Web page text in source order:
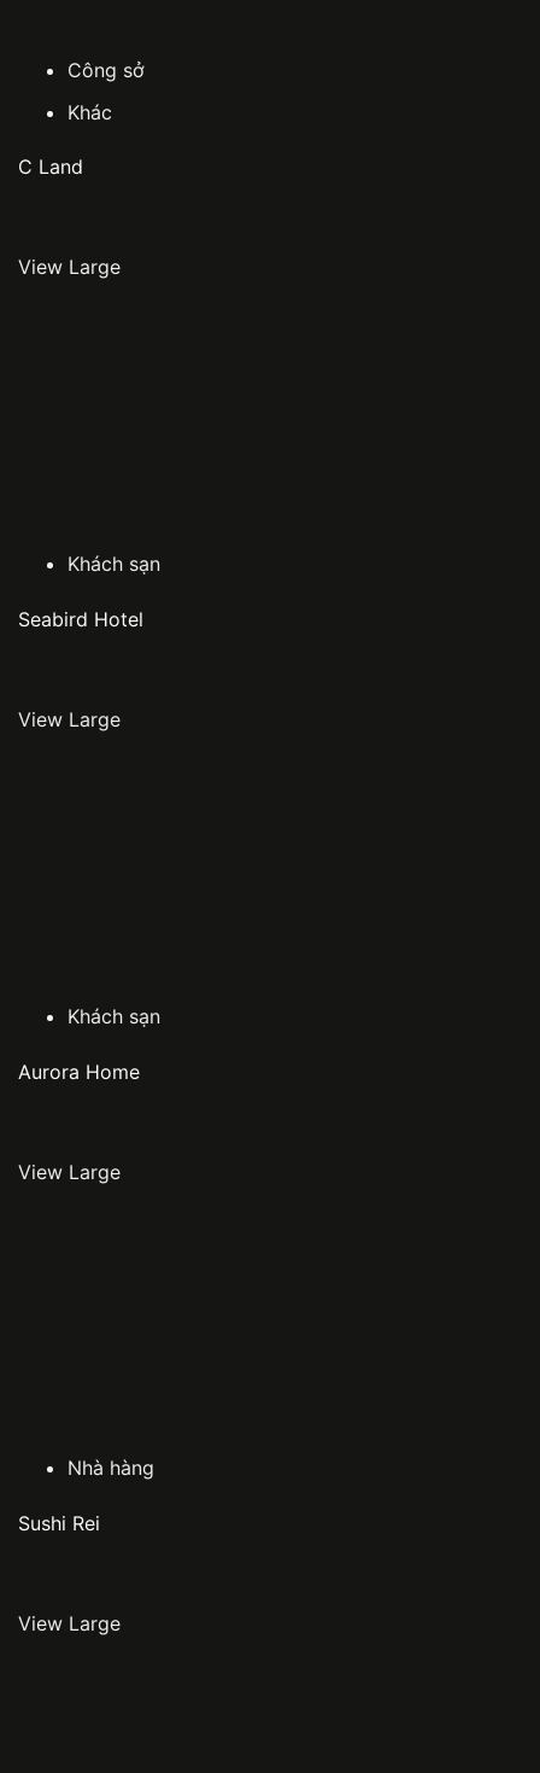
Công sở
Khác
C Land
View Large
Khách sạn
Seabird Hotel
View Large
Khách sạn
Aurora Home
View Large
Nhà hàng
Sushi Rei
View Large